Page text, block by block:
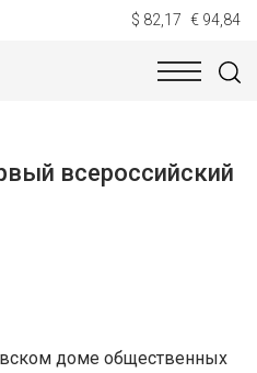
$ 82,17 € 94,84
всероссийский
доме общественных